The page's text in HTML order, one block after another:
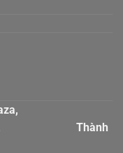
Plaza,
Liêm, Thành